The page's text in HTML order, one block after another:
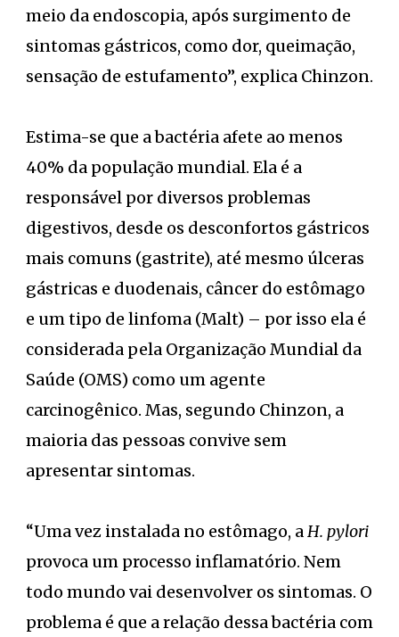
meio da endoscopia, após surgimento de
sintomas gástricos, como dor, queimação,
sensação de estufamento”, explica Chinzon.
Estima-se que a bactéria afete ao menos
40% da população mundial. Ela é a
responsável por diversos problemas
digestivos, desde os desconfortos gástricos
mais comuns (gastrite), até mesmo úlceras
gástricas e duodenais, câncer do estômago
e um tipo de linfoma (Malt) – por isso ela é
considerada pela Organização Mundial da
Saúde (OMS) como um agente
carcinogênico. Mas, segundo Chinzon, a
maioria das pessoas convive sem
apresentar sintomas.
“Uma vez instalada no estômago, aH. pylori
provoca um processo inflamatório. Nem
todo mundo vai desenvolver os sintomas. O
problema é que a relação dessa bactéria com